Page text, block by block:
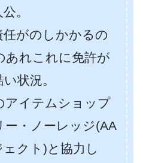
。
任がのしかかるの
あれこれに免許が
状況。
アイテムショップ
・ノーレッジ(AA
クト)と協力し